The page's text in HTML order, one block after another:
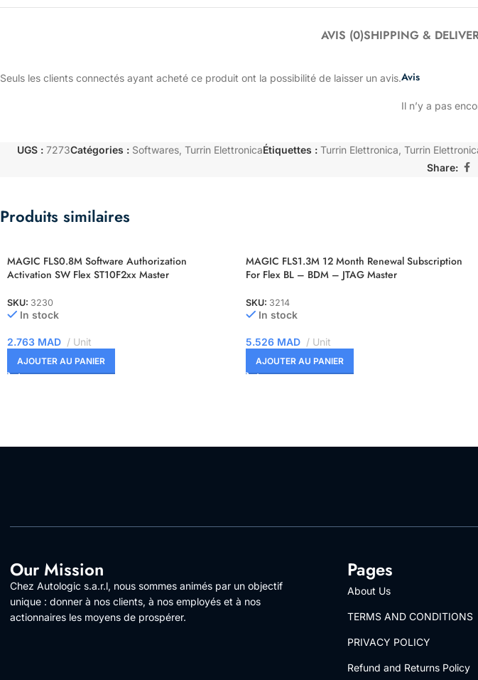
AVIS (0)SHIPPING &
Avis
Il n’y a pas
Seuls les clients connectés ayant acheté ce produit ont la possibilité de laisser un avis.
UGS : 7273Catégories : Softwares, Turrin ElettronicaÉtiquettes : Turrin Elettronica Turrin
Share:
Produits similaires
MAGIC FLS0.8M Software Authorization
Activation SW Flex ST10F2xx Master
SKU: 3230
In stock
2.763 MAD Unit
AJOUTER AU PANIER
MAGIC FLS1.3M 12 Month Renewal Subscription
For Flex BL – BDM – JTAG Master
SKU: 3214
In stock
5.526 MAD Unit
AJOUTER AU PANIER
Our Mission
Chez Autologic s.a.r.l, nous sommes animés par un objectif
unique : donner à nos clients, à nos employés et à nos
actionnaires les moyens de prospérer.
Pages
About Us
TERMS AND CONDITIONS
PRIVACY POLICY
Refund and Returns Policy